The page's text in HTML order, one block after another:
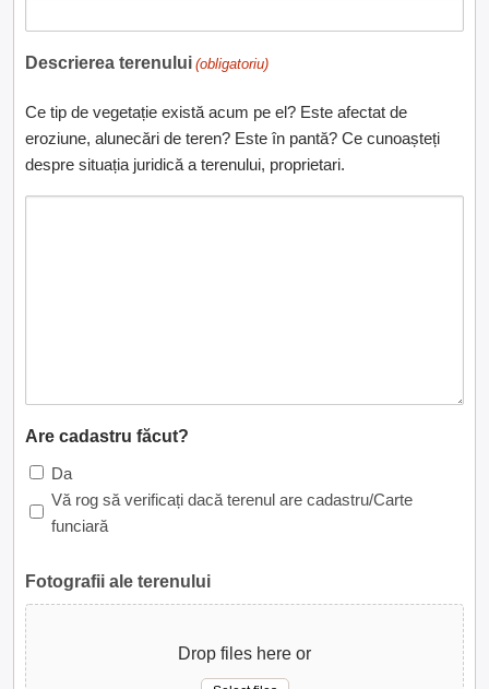
Descrierea terenului (obligatoriu)
Ce tip de vegetație există acum pe el? Este afectat de
eroziune, alunecări de teren? Este în pantă? Ce cunoașteți
despre situația juridică a terenului, proprietari.
Are cadastru făcut?
Da
Vă rog să verificați dacă terenul are cadastru/Carte
funciară
Fotografii ale terenului
Drop files here or